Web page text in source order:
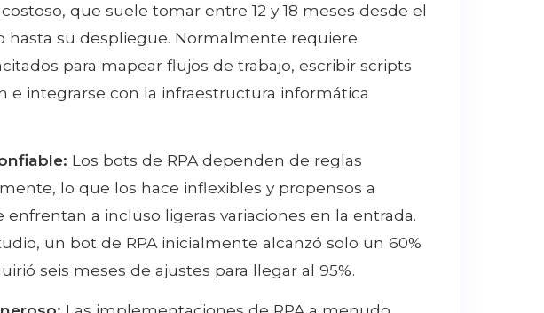
que suele tomar entre 12 y 18 meses desde el
hasta su despliegue. Normalmente requiere
para mapear flujos de trabajo, escribir scripts
e integrarse con la infraestructura informática
Los bots de RPA dependen de reglas
lo que los hace inflexibles y propensos a
enfrentan a incluso ligeras variaciones en la entrada.
un bot de RPA inicialmente alcanzó solo un 60%
seis meses de ajustes para llegar al 95%.